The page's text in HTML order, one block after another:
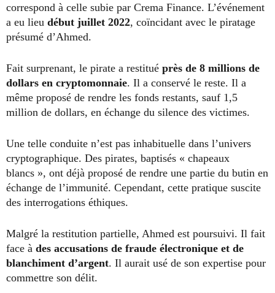
correspond à celle subie par Crema Finance. L’événement
a eu lieu début juillet 2022, coïncidant avec le piratage
présumé d’Ahmed.
Fait surprenant, le pirate a restitué près de 8 millions de
dollars en cryptomonnaie. Il a conservé le reste. Il a
même proposé de rendre les fonds restants, sauf 1,5
million de dollars, en échange du silence des victimes.
Une telle conduite n’est pas inhabituelle dans l’univers
cryptographique. Des pirates, baptisés « chapeaux
blancs », ont déjà proposé de rendre une partie du butin en
échange de l’immunité. Cependant, cette pratique suscite
des interrogations éthiques.
Malgré la restitution partielle, Ahmed est poursuivi. Il fait
face à des accusations de fraude électronique et de
blanchiment d’argent. Il aurait usé de son expertise pour
commettre son délit.